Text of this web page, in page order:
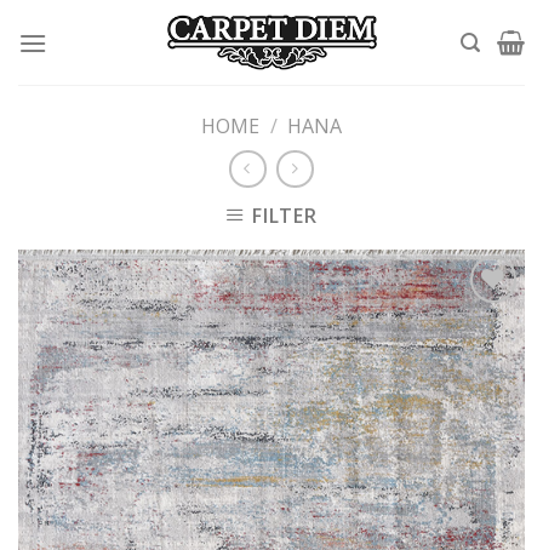
HOME / HANA
FILTER
Add to
wishlist